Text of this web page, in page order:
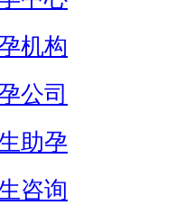
机构
公司
助孕
咨询